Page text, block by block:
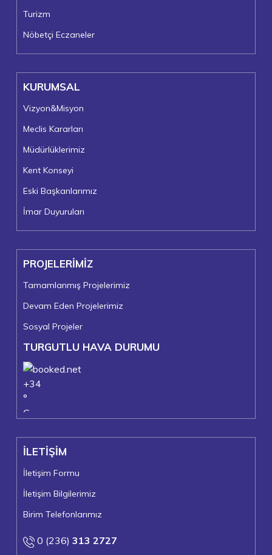
Turizm
Nöbetçi Eczaneler
KURUMSAL
Vizyon&Misyon
Meclis Kararları
Müdürlüklerimiz
Kent Konseyi
Eski Başkanlarımız
İmar Duyuruları
PROJELERİMİZ
Tamamlanmış Projelerimiz
Devam Eden Projelerimiz
Sosyal Projeler
TURGUTLU HAVA DURUMU
+34
°
C
Turgutlu
Cumartesi, 08
İLETİŞİM
İletişim Formu
İletişim Bilgilerimiz
Birim Telefonlarımız
0 (236) 313 2727